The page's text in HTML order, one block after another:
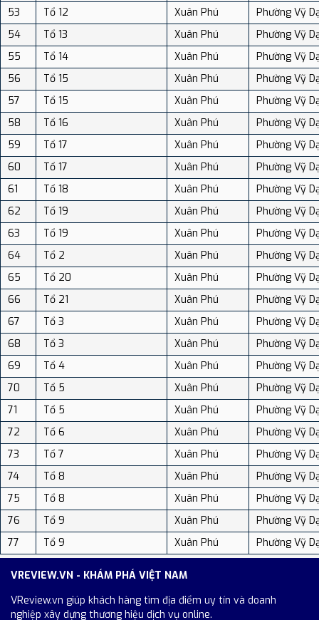
53
Tổ 12 Xuân Phú
Phường Vỹ
54
Tổ 13 Xuân Phú
Phường Vỹ
55
Tổ 14 Xuân Phú
Phường Vỹ
56
Tổ 15 Xuân Phú
Phường Vỹ
57
Tổ 15 Xuân Phú
Phường Vỹ
58
Tổ 16 Xuân Phú
Phường Vỹ
59
Tổ 17 Xuân Phú
Phường Vỹ
60
Tổ 17 Xuân Phú
Phường Vỹ
61
Tổ 18 Xuân Phú
Phường Vỹ
62
Tổ 19 Xuân Phú
Phường Vỹ
63
Tổ 19 Xuân Phú
Phường Vỹ
64
Tổ 2 Xuân Phú
Phường Vỹ
65
Tổ 20 Xuân Phú
Phường Vỹ
66
Tổ 21 Xuân Phú
Phường Vỹ
67
Tổ 3 Xuân Phú
Phường Vỹ
68
Tổ 3 Xuân Phú
Phường Vỹ
69
Tổ 4 Xuân Phú
Phường Vỹ
70
Tổ 5 Xuân Phú
Phường Vỹ
71
Tổ 5 Xuân Phú
Phường Vỹ
72
Tổ 6 Xuân Phú
Phường Vỹ
73
Tổ 7 Xuân Phú
Phường Vỹ
74
Tổ 8 Xuân Phú
Phường Vỹ
75
Tổ 8 Xuân Phú
Phường Vỹ
76
Tổ 9 Xuân Phú
Phường Vỹ
77
Tổ 9 Xuân Phú Phường Vỹ
VREVIEW.VN - KHÁM PHÁ VIỆT NAM
VReview.vn giúp khách hàng tìm địa điểm uy tín và doanh
nghiệp xây dựng thương hiệu dịch vụ online.